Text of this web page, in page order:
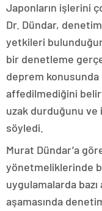
Japonların işlerini
Dr. Dündar,
yetkileri
bir denetleme
deprem konusunda
affedilmediğini
uzak durduğunu ve
söyledi.
Murat Dündar’a
yönetmeliklerinde
uygulamalarda bazı
aşamasında